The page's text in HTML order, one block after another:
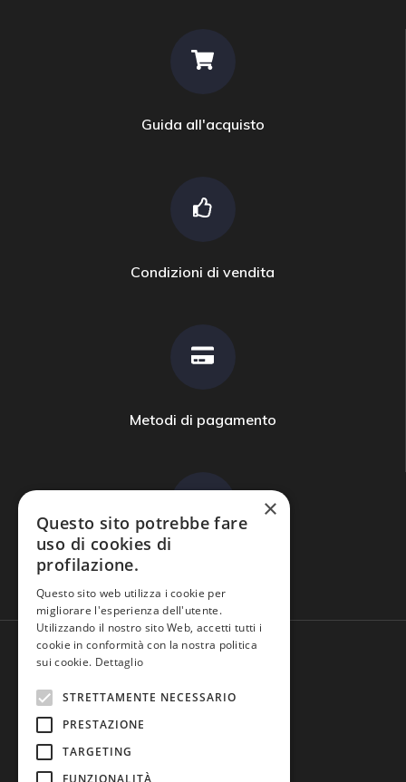
Guida all'acquisto
Condizioni di vendita
Metodi di pagamento
Domande frequenti
×
Questo sito potrebbe fare
uso di cookies di
profilazione.
Questo sito web utilizza i cookie per
migliorare l'esperienza dell'utente.
Utilizzando il nostro sito Web, accetti tutti i
cookie in conformità con la nostra politica
sui cookie. Dettaglio
STRETTAMENTE NECESSARIO
PRESTAZIONE
TARGETING
FUNZIONALITÀ